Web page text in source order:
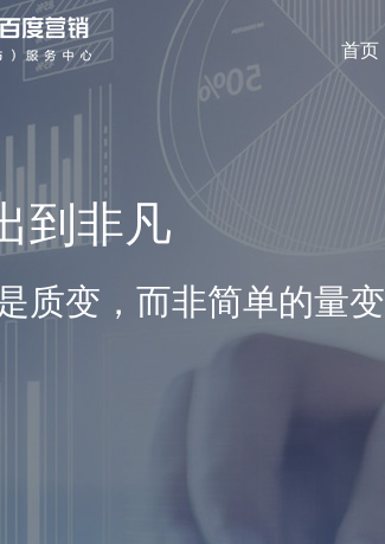
首页
品牌宣传
GEO优化
营销型网站
基木鱼平台
公司大事记
到非凡
质变，而非简单的量变